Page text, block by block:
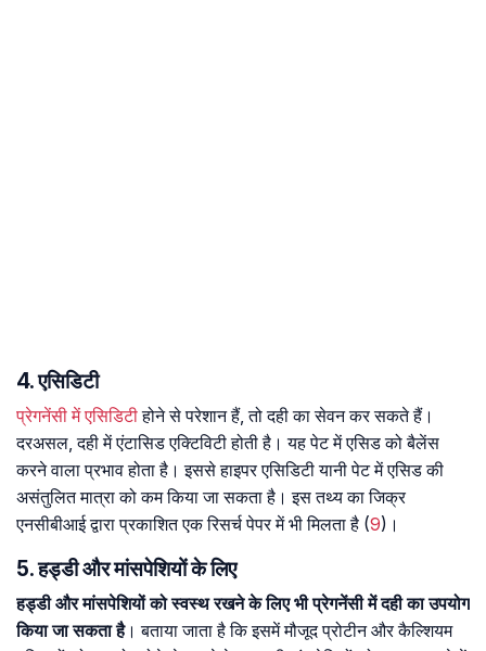
4. एसिडिटी
प्रेगनेंसी में एसिडिटीहोने से परेशान हैं, तो दही का सेवन कर सकते हैं।
दरअसल, दही में एंटासिड एक्टिविटी होती है। यह पेट में एसिड को बैलेंस
करने वाला प्रभाव होता है। इससे हाइपर एसिडिटी यानी पेट में एसिड की
असंतुलित मात्रा को कम किया जा सकता है। इस तथ्य का जिक्र
एनसीबीआई द्वारा प्रकाशित एक रिसर्च पेपर में भी मिलता है (9)।
5. हड्डी और मांसपेशियों के लिए
हड्डी और मांसपेशियों को स्वस्थ रखने के लिए भी प्रेगनेंसी में दही का उपयोग
किया जा सकता है। बताया जाता है कि इसमें मौजूद प्रोटीन और कैल्शियम